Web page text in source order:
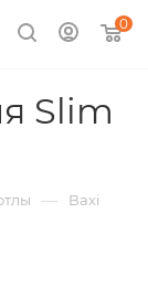
0
Slim
— Baxi